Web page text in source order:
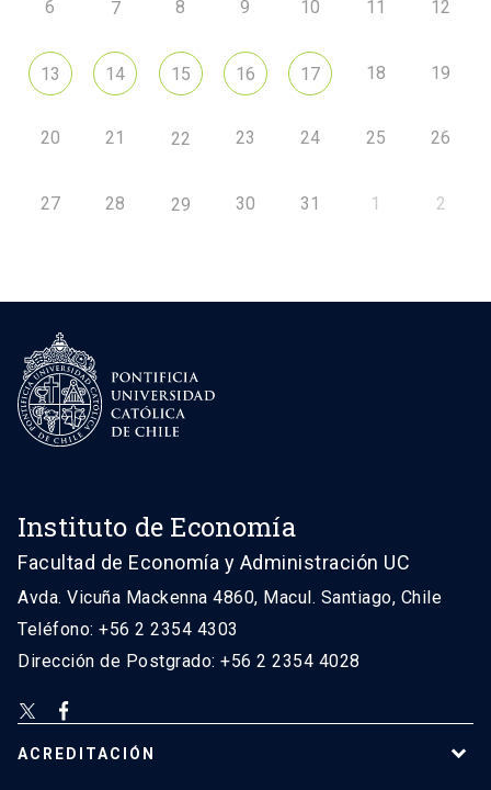
6 7 8 9 10 11 12
13 14 15 16 17 18 19
20 21 22 23 24 25 26
27 28 29 30 31 1 2
Instituto de Economía
Facultad de Economía y Administración UC
Avda. Vicuña Mackenna 4860, Macul. Santiago, Chile
Teléfono: +56 2 2354 4303
Dirección de Postgrado: +56 2 2354 4028
ACREDITACIÓN